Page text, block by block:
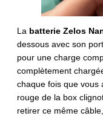
La batterie Zelos
dessous avec son
pour une charge
complètement
chaque fois que vous
rouge de la box
retirer ce même